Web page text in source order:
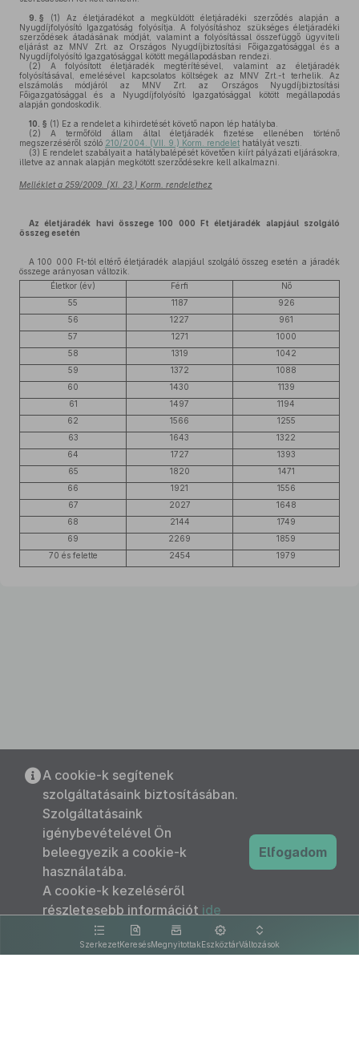
9. § (1) Az életjáradékot a megküldött életjáradéki szerződés alapján a
Nyugdíjfolyósító Igazgatóság folyósítja. A folyósításhoz szükséges életjáradéki
szerződések átadásának módját, valamint a folyósítással összefüggő ügyviteli
eljárást az MNV Zrt. az Országos Nyugdíjbiztosítási Főigazgatósággal és a
Nyugdíjfolyósító Igazgatósággal kötött megállapodásban rendezi.
(2) A folyósított életjáradék megtérítésével, valamint az életjáradék
folyósításával, emelésével kapcsolatos költségek az MNV Zrt.-t terhelik. Az
elszámolás módjáról az MNV Zrt. az Országos Nyugdíjbiztosítási
Főigazgatósággal és a Nyugdíjfolyósító Igazgatósággal kötött megállapodás
alapján gondoskodik.
10. § (1) Ez a rendelet a kihirdetését követő napon lép hatályba.
(2) A termőföld állam által életjáradék fizetése ellenében történő
megszerzéséről szóló 210/2004. (VII. 9.) Korm. rendelet hatályát veszti.
(3) E rendelet szabályait a hatálybalépését követően kiírt pályázati eljárásokra,
illetve az annak alapján megkötött szerződésekre kell alkalmazni.
Melléklet a 259/2009. (XI. 23.) Korm. rendelethez
Az életjáradék havi összege 100 000 Ft életjáradék alapjául szolgáló
összeg esetén
A 100 000 Ft-tól eltérő életjáradék alapjául szolgáló összeg esetén a járadék
összege arányosan változik.
Életkor (év)
Férfi
Nő
55
1187
926
56
1227
961
57
1271
1000
58
1319
1042
59
1372
1088
60
1430
1139
61
1497
1194
62
1566
1255
63
1643
1322
64
1727
1393
65
1820
1471
66
1921
1556
67
2027
1648
68
2144
1749
69
2269
1859
70 és felette
2454 1979
SzerkezetKeresésMegnyitottakEszköztárVáltozások
A cookie-k segítenek
szolgáltatásaink biztosításában.
Szolgáltatásaink
igénybevételével Ön
beleegyezik a cookie-k
használatába.
A cookie-k kezeléséről
részletesebb információt ide
kattintva olvashat.
Elfogadom